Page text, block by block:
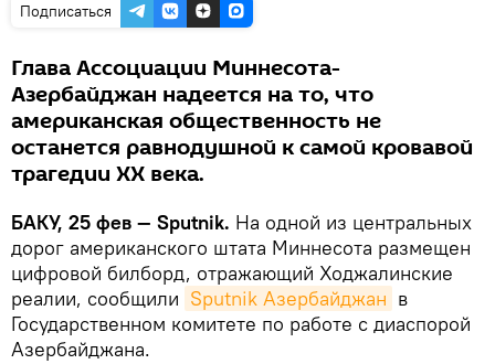
Подписаться
Глава Ассоциации Миннесота-
Азербайджан надеется на то, что
американская общественность не
останется равнодушной к самой кровавой
трагедии ХХ века.
БАКУ, 25 фев — Sputnik. На одной из центральных
дорог американского штата Миннесота размещен
цифровой билборд, отражающий Ходжалинские
реалии, сообщили Sputnik Азербайджан в
Государственном комитете по работе с диаспорой
Азербайджана.